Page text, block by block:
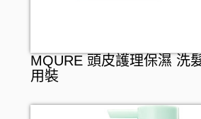
MQURE 頭皮護理保濕 洗
用裝